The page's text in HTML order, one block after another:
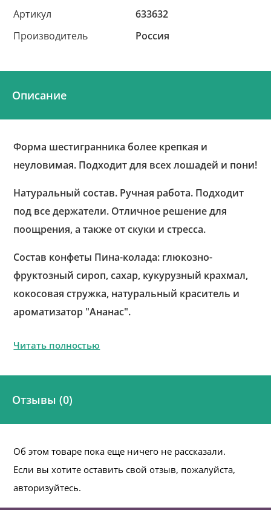
Артикул
633632
Производитель
Россия
Описание
Форма шестигранника более крепкая и
неуловимая. Подходит для всех лошадей и пони!
Натуральный состав. Ручная работа. Подходит
под все держатели. Отличное решение для
поощрения, а также от скуки и стресса.
Состав конфеты Пина-колада: глюкозно-
фруктозный сироп, сахар, кукурузный крахмал,
кокосовая стружка, натуральный краситель и
ароматизатор "Ананас".
Читать полностью
Отзывы (0)
Об этом товаре пока еще ничего не рассказали.
Если вы хотите оставить свой отзыв, пожалуйста,
авторизуйтесь.